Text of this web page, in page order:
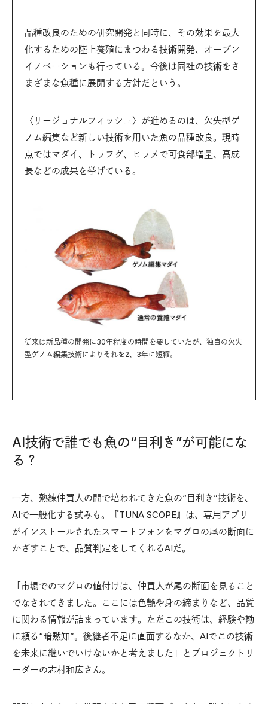
品種改良のための研究開発と同時に、その効果を最大
化するための陸上養殖にまつわる技術開発、オープン
イノベーションも行っている。今後は同社の技術をさ
まざまな魚種に展開する方針だという。
〈リージョナルフィッシュ〉が進めるのは、欠失型ゲ
ノム編集など新しい技術を用いた魚の品種改良。現時
点ではマダイ、トラフグ、ヒラメで可食部増量、高成
長などの成果を挙げている。
従来は新品種の開発に30年程度の時間を要していたが、独自の欠失
型ゲノム編集技術によりそれを2、3年に短縮。
AI技術で誰でも魚の“目利き”が可能にな
る？
一方、熟練仲買人の間で培われてきた魚の“目利き”技術を、
AIで一般化する試みも。『TUNA SCOPE』は、専用アプリ
がインストールされたスマートフォンをマグロの尾の断面に
かざすことで、品質判定をしてくれるAIだ。
「市場でのマグロの値付けは、仲買人が尾の断面を見ること
でなされてきました。ここには色艶や身の締まりなど、品質
に関わる情報が詰まっています。ただこの技術は、経験や勘
に頼る“暗黙知”。後継者不足に直面するなか、AIでこの技術
を未来に継いでいけないかと考えました」とプロジェクトリ
ーダーの志村和広さん。